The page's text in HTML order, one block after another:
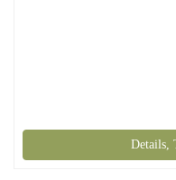
Details,